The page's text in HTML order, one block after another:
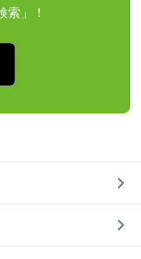
索」！